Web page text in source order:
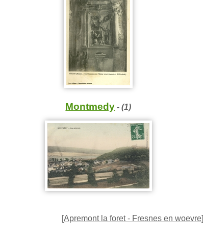
Montmedy - (1)
[Apremont la foret - Fresnes en woevre]